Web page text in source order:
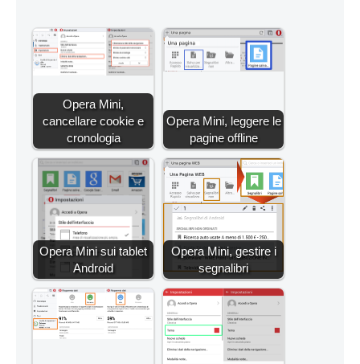
Opera Mini,
cancellare cookie e
cronologia
Opera Mini, leggere le
pagine offline
Opera Mini sui tablet
Android
Opera Mini, gestire i
segnalibri